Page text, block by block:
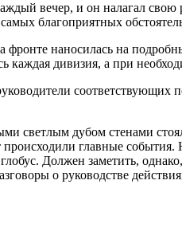
вечер, и он налагал
благоприятных
фронте наносилась на
каждая дивизия, а при
светлым дубом стенами
главные
Должен заметить,
о руководстве